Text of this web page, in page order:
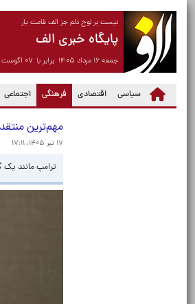
نیست بر لوح دلم جز الف قامت یار
پایگاه خبری الف
جمعه ۱۶ مرداد ۱۴۰۵ برابر با ۰۷ آگوست ۲۰۲۶
سیاسی اقتصادی فرهنگی
(current) اجتماعی
مهم‌ترین
۱۷ تیر ۱۴۰۵، ۱۷:۱۱
ترامپ مانند یک